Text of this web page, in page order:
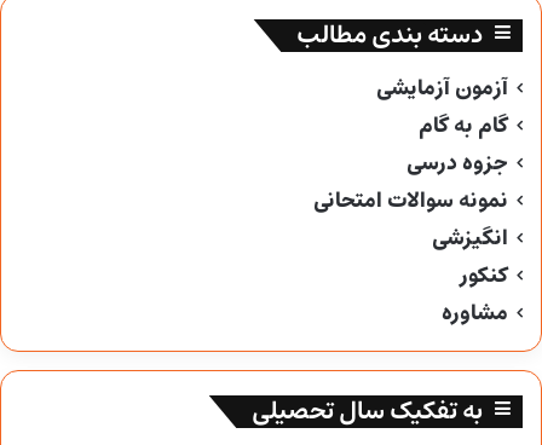
دسته بندی مطالب
آزمون آزمایشی
گام به گام
جزوه درسی
نمونه سوالات امتحانی
انگیزشی
کنکور
مشاوره
به تفکیک سال تحصیلی